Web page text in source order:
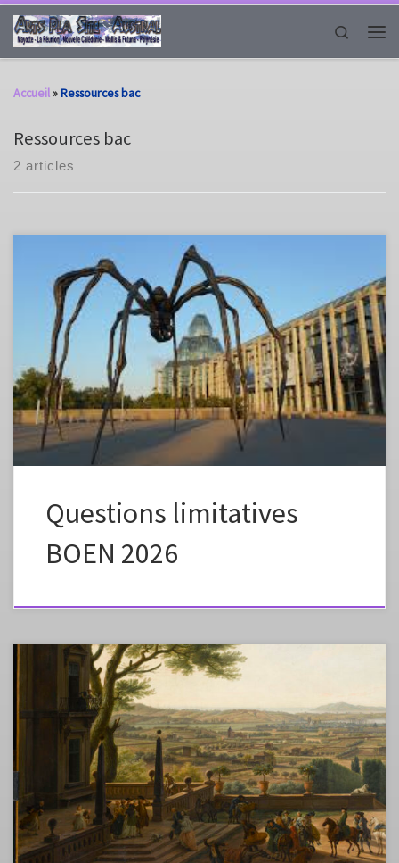
Passer au contenu
Search
Accueil»Ressources bac
Ressources bac
2 articles
Les nouvelles questions limitatives sont publiées au BOEN
https://www.education.gouv.fr/bo/2026/Hebdo4/MENE2536492N
Expérience des espace physiques et symboliques de l’œuvre
Questions limitatives
BOEN 2026
L‘usage de ces documents est STRICTEMENT pédagogique ! Précisez
le Copyright : – Tableau=15-527418 : © 2015 GrandPalaisRmn
(musée du Louvre) / Franck Raux – Détails= 05-529025, 05-529026
et 05-529027 : © 2005 GrandPalaisRmn (musée du Louvre) / Thierry Le
Mage